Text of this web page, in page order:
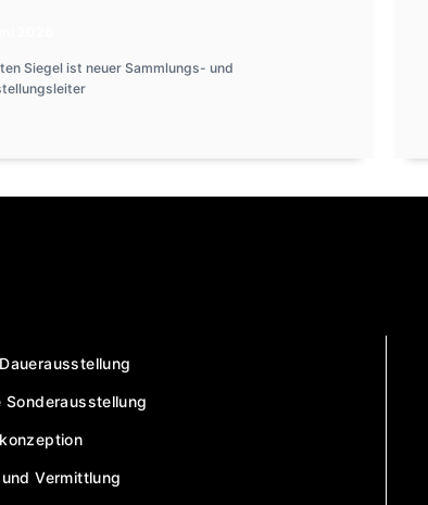
Siegel ist neuer Sammlungs- und
Sonderausstellung
Vermittlung